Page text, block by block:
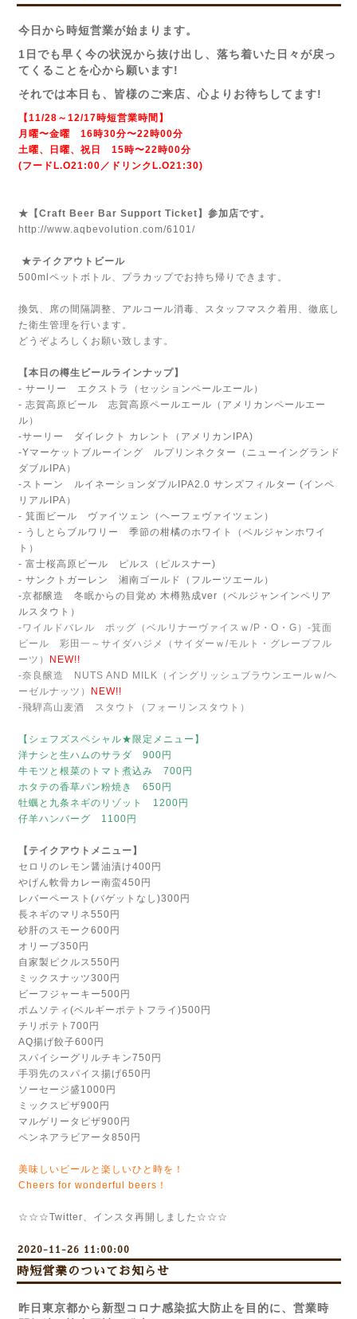
今日から時短営業が始まります。
1日でも早く今の状況から抜け出し、落ち着いた日々が戻っ
てくることを心から願います!
それでは本日も、皆様のご来店、心よりお待ちしてます!
【11/28～12/17時短営業時間】
月曜〜金曜 16時30分〜22時00分
土曜、日曜、祝日 15時〜22時00分
(フードL.O21:00／ドリンクL.O21:30)
★【Craft Beer Bar Support Ticket】参加店です。
http://www.aqbevolution.com/6101/
★テイクアウトビール
500mlペットボトル、プラカップでお持ち帰りできます。
換気、席の間隔調整、アルコール消毒、スタッフマスク着用、徹底し
た衛生管理を行います。
どうぞよろしくお願い致します。
【本日の樽生ビールラインナップ】
- サーリー エクストラ（セッションペールエール）
- 志賀高原ビール 志賀高原ペールエール（アメリカンペールエー
ル）
-サーリー ダイレクト カレント（アメリカンIPA)
-Yマーケットブルーイング ルプリンネクター（ニューイングランド
ダブルIPA）
-ストーン ルイネーションダブルIPA2.0 サンズフィルター (インペ
リアルIPA）
- 箕面ビール ヴァイツェン（ヘーフェヴァイツェン）
- うしとらブルワリー 季節の柑橘のホワイト（ベルジャンホワイ
ト）
- 富士桜高原ビール ピルス（ピルスナー)
- サンクトガーレン 湘南ゴールド（フルーツエール）
-京都醸造 冬眠からの目覚め 木樽熟成ver（ベルジャンインペリア
ルスタウト）
-ワイルドバレル ポッグ（ベルリナーヴァイスｗ/P・O・G） -箕面
ビール 彩田一～サイダハジメ（サイダーｗ/モルト・グレープフル
ーツ）
NEW!!
-奈良醸造 NUTS AND MILK（イングリッシュブラウンエールｗ/ヘ
ーゼルナッツ）
NEW!!
-飛騨高山麦酒 スタウト（フォーリンスタウト）
【シェフズスペシャル★限定メニュー】
洋ナシと生ハムのサラダ 900円
牛モツと根菜のトマト煮込み 700円
ホタテの香草パン粉焼き 650円
牡蠣と九条ネギのリゾット 1200円
仔羊ハンバーグ 1100円
【テイクアウトメニュー】
セロリのレモン醤油漬け400円
やげん軟骨カレー南蛮450円
レバーペースト(バゲットなし)300円
長ネギのマリネ550円
砂肝のスモーク600円
オリーブ350円
自家製ピクルス550円
ミックスナッツ300円
ビーフジャーキー500円
ポムソティ(ベルギーポテトフライ)500円
チリポテト700円
AQ揚げ餃子600円
スパイシーグリルチキン750円
手羽先のスパイス揚げ650円
ソーセージ盛1000円
ミックスピザ900円
マルゲリータピザ900円
ペンネアラビアータ850円
美味しいビールと楽しいひと時を！
Cheers for wonderful beers！
☆☆☆Twitter、インスタ再開しました☆☆☆
2020-11-26 11:00:00
時短営業のついてお知らせ
昨日東京都から新型コロナ感染拡大防止を目的に、営業時